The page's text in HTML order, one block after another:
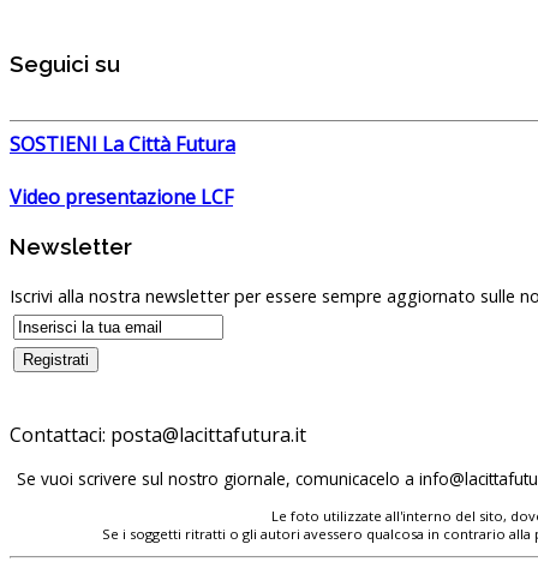
Seguici su
SOSTIENI La Città Futura
Video presentazione LCF
Newsletter
Iscrivi alla nostra newsletter per essere sempre aggiornato sulle
Contattaci:
Se vuoi scrivere sul nostro giornale, comunicacelo a
Le foto utilizzate all'interno del sito,
Se i soggetti ritratti o gli autori avessero qualcosa in contrario